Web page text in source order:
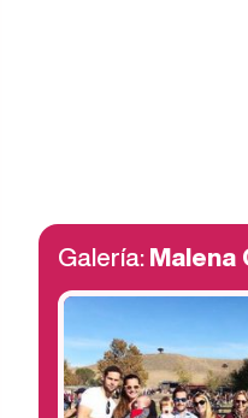
Galería:Malena